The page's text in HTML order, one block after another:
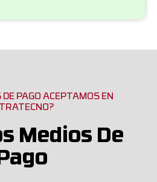
PAGO ACEPTAMOS EN
Medios De